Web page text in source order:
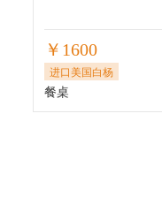
￥1600
进口美国白杨
餐桌